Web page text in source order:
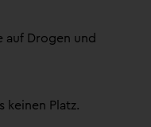
auf Drogen und
keinen Platz.